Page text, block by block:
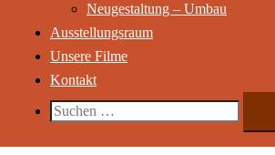
Neugestaltung – Umbau
Ausstellungsraum
Unsere Filme
Kontakt
Suchen